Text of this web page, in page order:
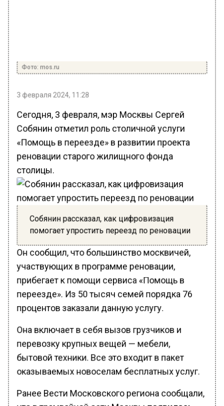
Фото: mos.ru
3 февраля 2024, 11:28
Сегодня, 3 февраля, мэр Москвы Сергей
Собянин отметил роль столичной услуги
«Помощь в переезде» в развитии проекта
реновации старого жилищного фонда
столицы.
Собянин рассказал, как цифровизация
помогает упростить переезд по реновации
Он сообщил, что большинство москвичей,
участвующих в программе реновации,
прибегает к помощи сервиса «Помощь в
переезде». Из 50 тысяч семей порядка 76
процентов заказали данную услугу.
Она включает в себя вызов грузчиков и
перевозку крупных вещей — мебели,
бытовой техники. Все это входит в пакет
оказываемых новоселам бесплатных услуг.
Ранее Вести Московского региона сообщали,